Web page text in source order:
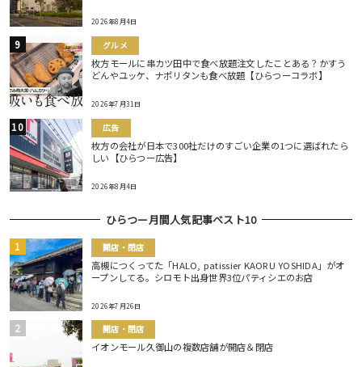
2026年8月4日
グルメ
枚方モールに串カツ田中で食べ放題注文したことある？かすう
どんやユッケ、ナポリタンも食べ放題【ひらつーコラボ】
2026年7月31日
広告
枚方の会社が日本で300社だけのすごい企業の1つに選ばれたら
しい【ひらつー広告】
2026年8月4日
ひらつー月間人気記事ベスト10
開店・閉店
高槻につくってた「HALO, patissier KAORU YOSHIDA」がオ
ープンしてる。シロモト出身世界3位パティシエのお店
2026年7月26日
開店・閉店
イオンモール久御山の複数店舗が開店＆閉店